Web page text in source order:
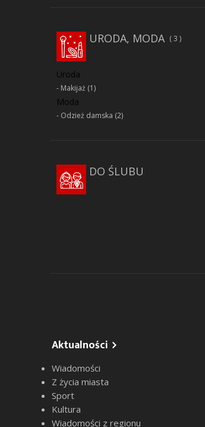
URODA, MODA 3
Uroda
Makijaż (1)
Moda
Odzież damska (2)
DO ŚLUBU
Aktualności
Wiadomości
Z życia miasta
Sport
Kultura
Wiadomości z regionu